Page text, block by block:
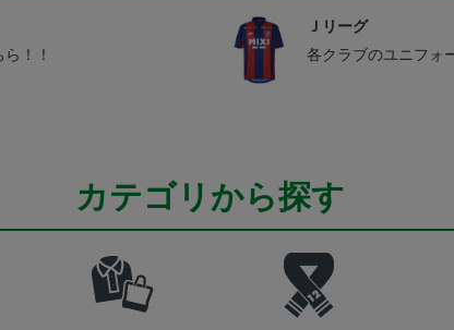
！！
Ｊリーグ
各クラブのユニフォ
カテゴリから探す